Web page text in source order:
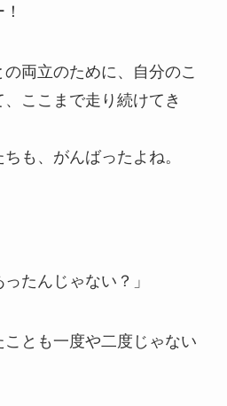
両立のために、自分のこ
ここまで走り続けてき
も、がんばったよね。
たんじゃない？」
とも一度や二度じゃない